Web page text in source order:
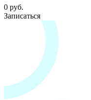
0 руб.
Записаться